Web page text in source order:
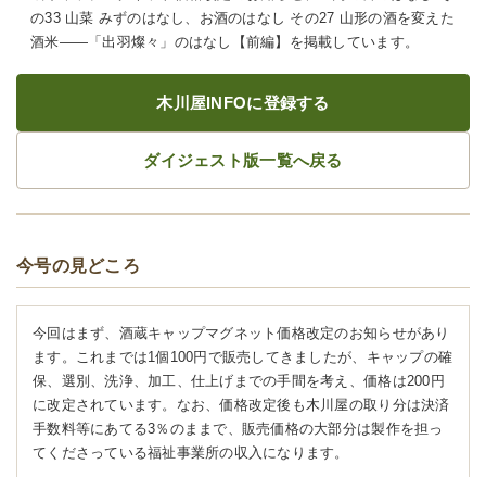
の33 山菜 みずのはなし、お酒のはなし その27 山形の酒を変えた
酒米――「出羽燦々」のはなし【前編】を掲載しています。
木川屋INFOに登録する
ダイジェスト版一覧へ戻る
今号の見どころ
今回はまず、酒蔵キャップマグネット価格改定のお知らせがあり
ます。これまでは1個100円で販売してきましたが、キャップの確
保、選別、洗浄、加工、仕上げまでの手間を考え、価格は200円
に改定されています。なお、価格改定後も木川屋の取り分は決済
手数料等にあてる3％のままで、販売価格の大部分は製作を担っ
てくださっている福祉事業所の収入になります。